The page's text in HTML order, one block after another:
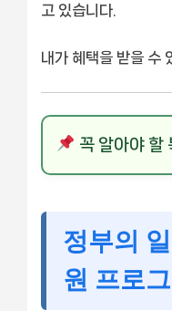
고 있습니다.
내가 혜택을 받을 수
꼭 알아야 할
정부의
원 프로